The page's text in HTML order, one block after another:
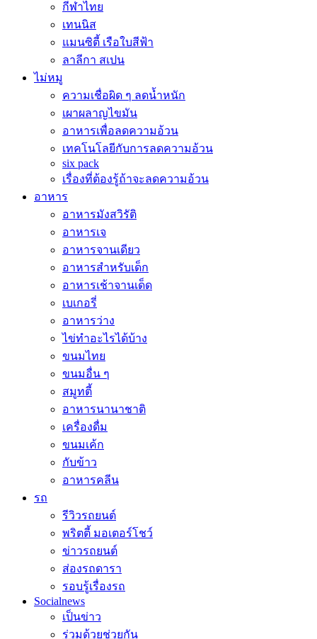
กีฬาไทย
เทนนิส
แมนซิตี้ เรือใบสีฟ้า
ลาลีกา สเปน
ไม่หมู
ความเชื่อผิด ๆ ลดน้ำหนัก
เผาผลาญไขมัน
อาหารเพื่อลดความอ้วน
เทคโนโลยีกับการลดความอ้วน
six pack
เรื่องที่ต้องรู้ถ้าจะลดความอ้วน
อาหาร
อาหารมังสวิรัติ
อาหารเจ
อาหารจานเดียว
อาหารสำหรับเด็ก
อาหารเช้าจานเด็ด
เบเกอรี่
อาหารว่าง
ไข่ทำอะไรได้บ้าง
ขนมไทย
ขนมอื่น ๆ
สมูทตี้
อาหารนานาชาติ
เครื่องดื่ม
ขนมเค้ก
กับข้าว
อาหารคลีน
รถ
รีวิวรถยนต์
พริตตี้ มอเตอร์โชว์
ข่าวรถยนต์
ส่องรถดารา
รอบรู้เรื่องรถ
Socialnews
เป็นข่าว
ร่วมด้วยช่วยกัน